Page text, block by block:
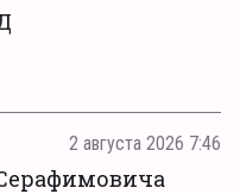
2 августа 2026 7:46